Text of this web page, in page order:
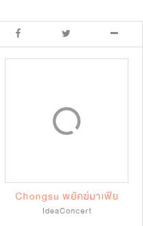
Chongsu พยัคฆ์มาเฟีย
IdeaConcert